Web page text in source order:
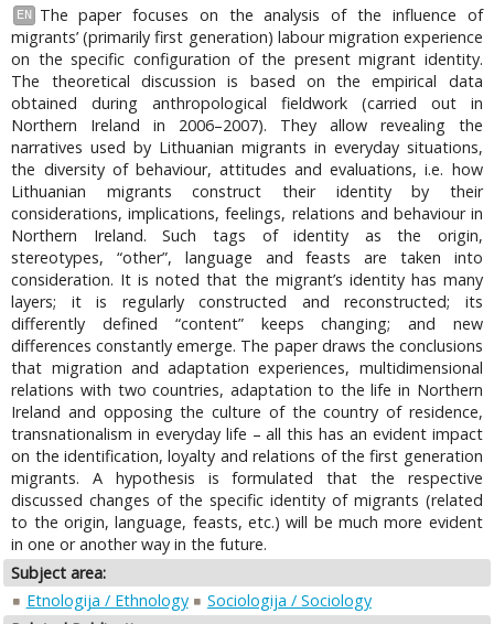
EN
The paper focuses on the analysis of the influence of
migrants’ (primarily first generation) labour migration experience
on the specific configuration of the present migrant identity.
The theoretical discussion is based on the empirical data
obtained during anthropological fieldwork (carried out in
Northern Ireland in 2006–2007). They allow revealing the
narratives used by Lithuanian migrants in everyday situations,
the diversity of behaviour, attitudes and evaluations, i.e. how
Lithuanian migrants construct their identity by their
considerations, implications, feelings, relations and behaviour in
Northern Ireland. Such tags of identity as the origin,
stereotypes, “other”, language and feasts are taken into
consideration. It is noted that the migrant’s identity has many
layers; it is regularly constructed and reconstructed; its
differently defined “content” keeps changing; and new
differences constantly emerge. The paper draws the conclusions
that migration and adaptation experiences, multidimensional
relations with two countries, adaptation to the life in Northern
Ireland and opposing the culture of the country of residence,
transnationalism in everyday life – all this has an evident impact
on the identification, loyalty and relations of the first generation
migrants. A hypothesis is formulated that the respective
discussed changes of the specific identity of migrants (related
to the origin, language, feasts, etc.) will be much more evident
in one or another way in the future.
Subject area:
Etnologija / Ethnology
Sociologija / Sociology